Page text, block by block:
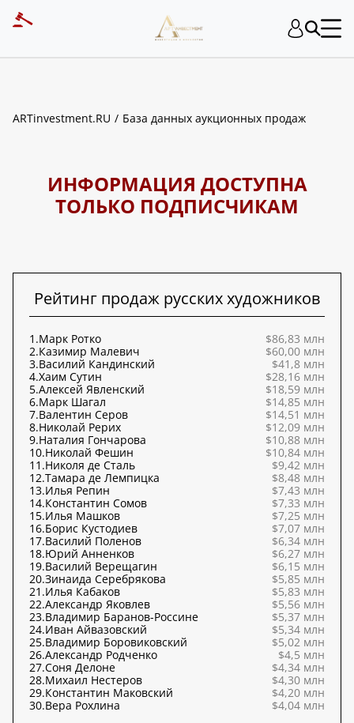
ARTinvestment.RU База данных аукционных продаж
ИНФОРМАЦИЯ ДОСТУПНА
ТОЛЬКО ПОДПИСЧИКАМ
Рейтинг продаж русских художников
1.Марк Ротко
$86,83 млн
2.Казимир Малевич
$60,00 млн
3.Василий Кандинский
$41,8 млн
4.Хаим Сутин
$28,16 млн
5.Алексей Явленский
$18,59 млн
6.Марк Шагал
$14,85 млн
7.Валентин Серов
$14,51 млн
8.Николай Рерих
$12,09 млн
9.Наталия Гончарова
$10,88 млн
10.Николай Фешин
$10,84 млн
11.Николя де Сталь
$9,42 млн
12.Тамара де Лемпицка
$8,48 млн
13.Илья Репин
$7,43 млн
14.Константин Сомов
$7,33 млн
15.Илья Машков
$7,25 млн
16.Борис Кустодиев
$7,07 млн
17.Василий Поленов
$6,34 млн
18.Юрий Анненков
$6,27 млн
19.Василий Верещагин
$6,15 млн
20.Зинаида Серебрякова
$5,85 млн
21.Илья Кабаков
$5,83 млн
22.Александр Яковлев
$5,56 млн
23.Владимир Баранов-Россине
$5,37 млн
24.Иван Айвазовский
$5,34 млн
25.Владимир Боровиковский
$5,02 млн
26.Александр Родченко
$4,5 млн
27.Соня Делоне
$4,34 млн
28.Михаил Нестеров
$4,30 млн
29.Константин Маковский
$4,20 млн
30.Вера Рохлина $4,04 млн